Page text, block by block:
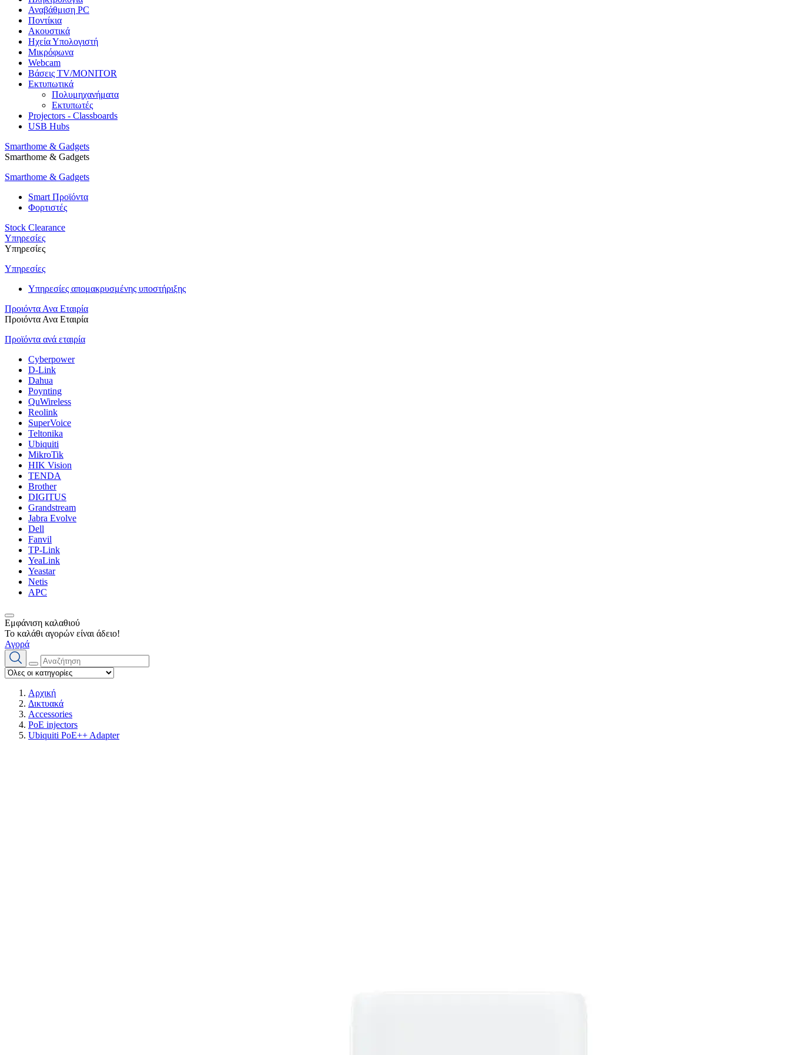
Αναβάθμιση PC
Ποντίκια
Ακουστικά
Ηχεία Υπολογιστή
Μικρόφωνα
Webcam
Βάσεις TV/MONITOR
Εκτυπωτικά
Πολυμηχανήματα
Εκτυπωτές
Projectors - Classboards
USB Hubs
Smarthome & Gadgets
Smarthome & Gadgets
Smarthome & Gadgets
Smart Προϊόντα
Φορτιστές
Stock Clearance
Υπηρεσίες
Υπηρεσίες
Υπηρεσίες
Υπηρεσίες απομακρυσμένης υποστήριξης
Προιόντα Ανα Εταιρία
Προιόντα Ανα Εταιρία
Προϊόντα ανά εταιρία
Cyberpower
D-Link
Dahua
Poynting
QuWireless
Reolink
SuperVoice
Teltonika
Ubiquiti
MikroTik
HIK Vision
TENDA
Brother
DIGITUS
Grandstream
Jabra Evolve
Dell
Fanvil
TP-Link
YeaLink
Yeastar
Netis
APC
Εμφάνιση καλαθιού
Το καλάθι αγορών είναι άδειο!
Αγορά
Αρχική
Δικτυακά
Accessories
PoE injectors
Ubiquiti PoE++ Adapter